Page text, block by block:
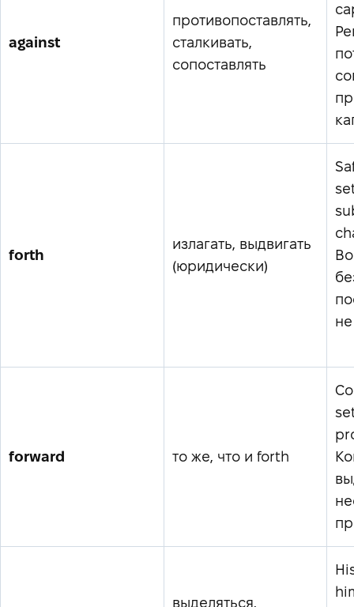
against
противопоставлять,
сталкивать,
сопоставлять
forth
излагать, выдвигать
(юридически)
forward то же, что и forth
выделяться,